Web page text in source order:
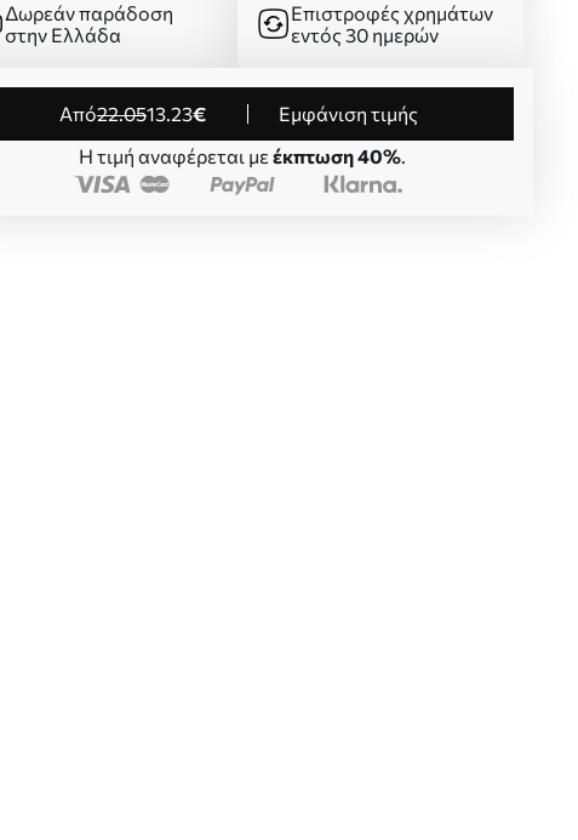
Δωρεάν παράδοση
στην Ελλάδα
Επιστροφές χρημάτων
εντός 30 ημερών
από22.0513.23€
Εμφάνιση τιμής
Η τιμή αναφέρεται με έκπτωση 40%.